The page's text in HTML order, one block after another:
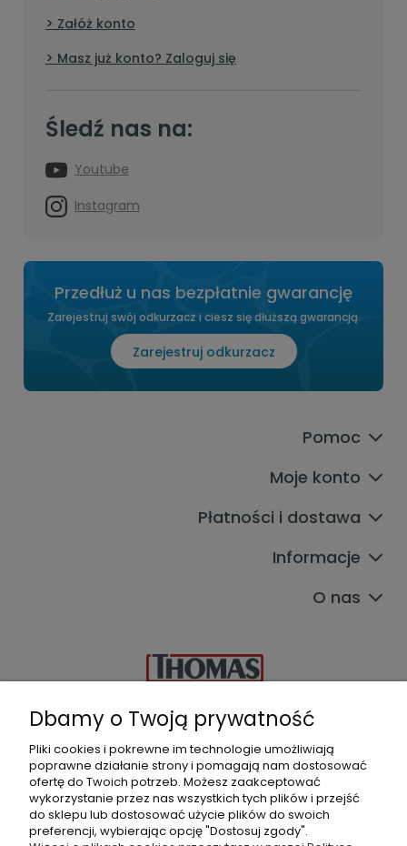
Załóż konto
Masz już konto? Zaloguj się
Śledź nas na:
Youtube
Instagram
Przedłuż u nas bezpłatnie gwarancję
Zarejestruj swój odkurzacz i ciesz się dłuższą gwarancją.
Zarejestruj odkurzacz
Pomoc
Moje konto
Płatności i dostawa
Informacje
O nas
Autoryzowany
Sklep & Serwis Thomas
ul. Łukowska 2B lok17
04-113 Warszawa
+22 644 56 78 I 604 133 055
Dbamy o Twoją prywatność
Pliki cookies i pokrewne im technologie umożliwiają
poprawne działanie strony i pomagają nam dostosować
ofertę do Twoich potrzeb. Możesz zaakceptować
wykorzystanie przez nas wszystkich tych plików i przejść
do sklepu lub dostosować użycie plików do swoich
preferencji, wybierając opcję "Dostosuj zgody".